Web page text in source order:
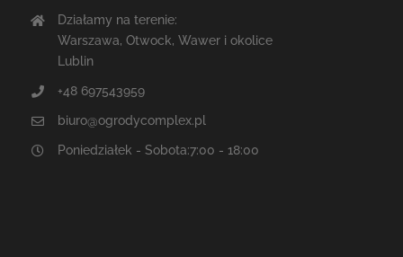
Działamy na terenie:
Warszawa, Otwock, Wawer i okolice
Lublin
+48 697543959
biuro@ogrodycomplex.pl
Poniedziałek - Sobota:7:00 - 18:00